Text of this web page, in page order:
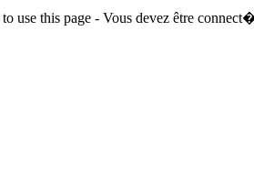
use this page - Vous devez être